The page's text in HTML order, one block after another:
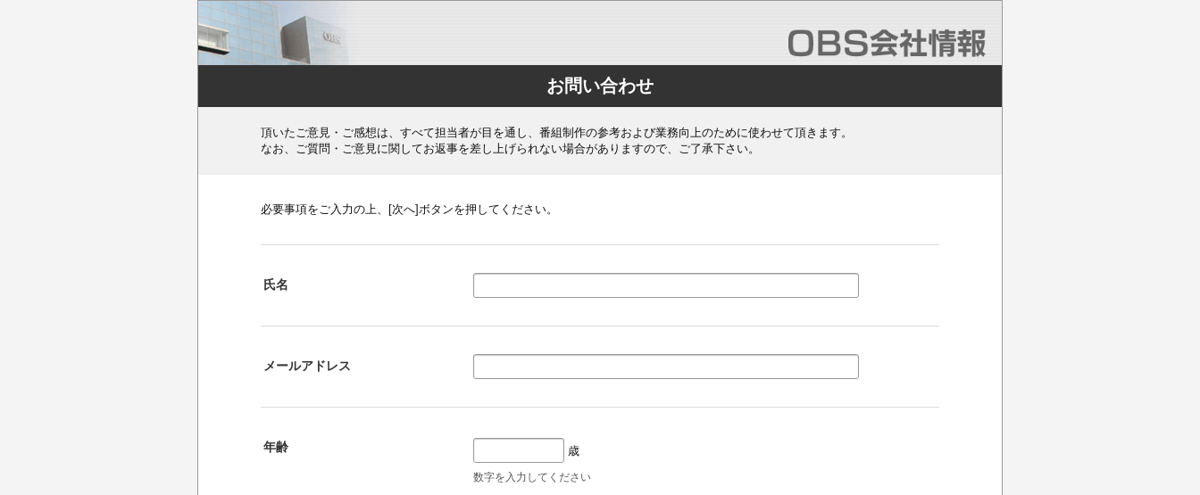
お問い合わせ
頂いたご意見・ご感想は、すべて担当者が目を通し、番組制作の参考および業務向上のために使わせて頂きます。
なお、ご質問・ご意見に関してお返事を差し上げられない場合がありますので、ご了承下さい。
必要事項をご入力の上、[次へ]ボタンを押してください。
氏名
メールアドレス
年齢 歳
数字を入力してください